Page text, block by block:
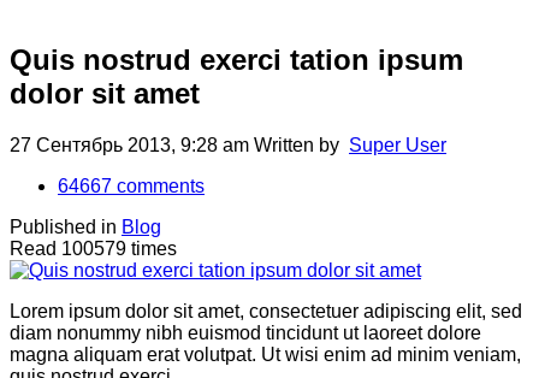
Quis nostrud exerci tation ipsum
dolor sit amet
27 Сентябрь 2013, 9:28 am Written by Super User
64667 comments
Published in Blog
Read 100579 times
Lorem ipsum dolor sit amet, consectetuer adipiscing elit, sed
diam nonummy nibh euismod tincidunt ut laoreet dolore
magna aliquam erat volutpat. Ut wisi enim ad minim veniam,